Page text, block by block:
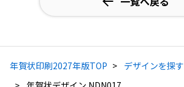
年賀状印刷2027年版TOP
デザインを探す